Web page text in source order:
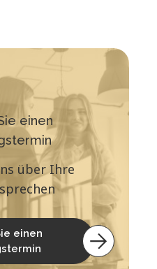
einen
über Ihre
einen